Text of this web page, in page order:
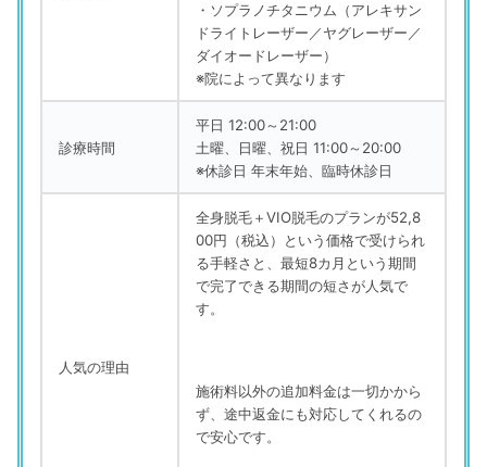
・ソプラノチタニウム（アレキサン
ドライトレーザー／ヤグレーザー／
ダイオードレーザー）
※院によって異なります
診療時間
平日 12:00～21:00
土曜、日曜、祝日 11:00～20:00
※休診日 年末年始、臨時休診日
人気の理由
全身脱毛＋VIO脱毛のプランが52,8
00円（税込）という価格で受けられ
る手軽さと、最短8カ月という期間
で完了できる期間の短さが人気で
す。
施術料以外の追加料金は一切かから
ず、途中返金にも対応してくれるの
で安心です。